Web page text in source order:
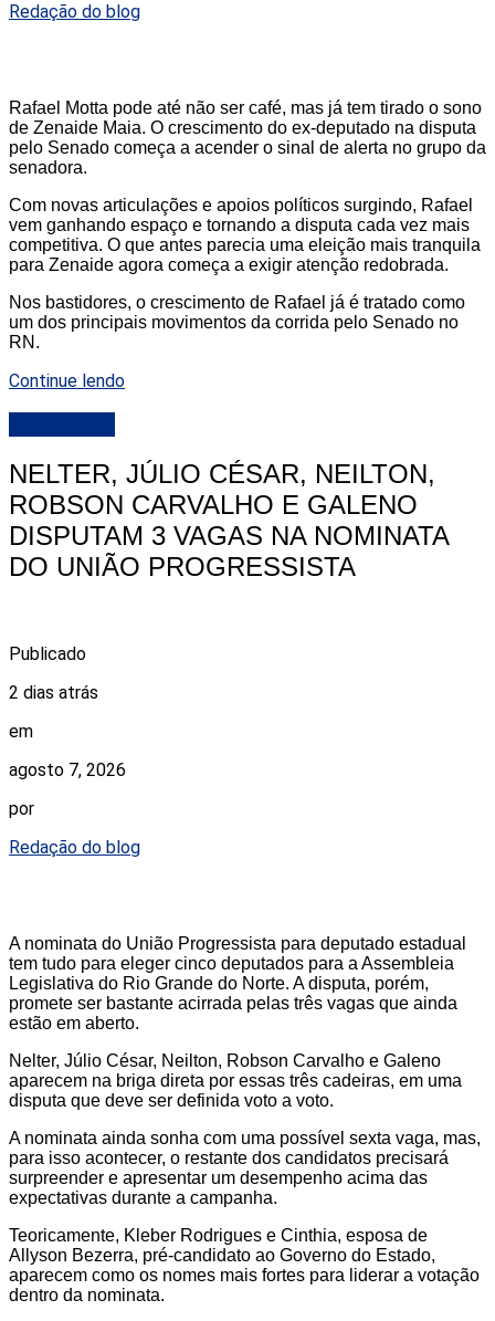
Redação do blog
Rafael Motta pode até não ser café, mas já tem tirado o sono
de Zenaide Maia. O crescimento do ex-deputado na disputa
pelo Senado começa a acender o sinal de alerta no grupo da
senadora.
Com novas articulações e apoios políticos surgindo, Rafael
vem ganhando espaço e tornando a disputa cada vez mais
competitiva. O que antes parecia uma eleição mais tranquila
para Zenaide agora começa a exigir atenção redobrada.
Nos bastidores, o crescimento de Rafael já é tratado como
um dos principais movimentos da corrida pelo Senado no
RN.
Continue lendo
NELTER, JÚLIO CÉSAR, NEILTON,
ROBSON CARVALHO E GALENO
DISPUTAM 3 VAGAS NA NOMINATA
DO UNIÃO PROGRESSISTA
Publicado
2 dias atrás
em
agosto 7, 2026
por
Redação do blog
A nominata do União Progressista para deputado estadual
tem tudo para eleger cinco deputados para a Assembleia
Legislativa do Rio Grande do Norte. A disputa, porém,
promete ser bastante acirrada pelas três vagas que ainda
estão em aberto.
Nelter, Júlio César, Neilton, Robson Carvalho e Galeno
aparecem na briga direta por essas três cadeiras, em uma
disputa que deve ser definida voto a voto.
A nominata ainda sonha com uma possível sexta vaga, mas,
para isso acontecer, o restante dos candidatos precisará
surpreender e apresentar um desempenho acima das
expectativas durante a campanha.
Teoricamente, Kleber Rodrigues e Cinthia, esposa de
Allyson Bezerra, pré-candidato ao Governo do Estado,
aparecem como os nomes mais fortes para liderar a votação
dentro da nominata.